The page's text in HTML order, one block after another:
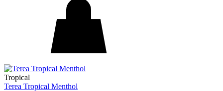
Tropical
Terea Tropical Menthol